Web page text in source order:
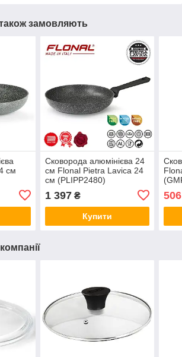
замовляють
см
Сковорода алюмінієва 24
см Flonal Pietra Lavica 24
см (PLIPP2480)
1 397₴
Купити
506